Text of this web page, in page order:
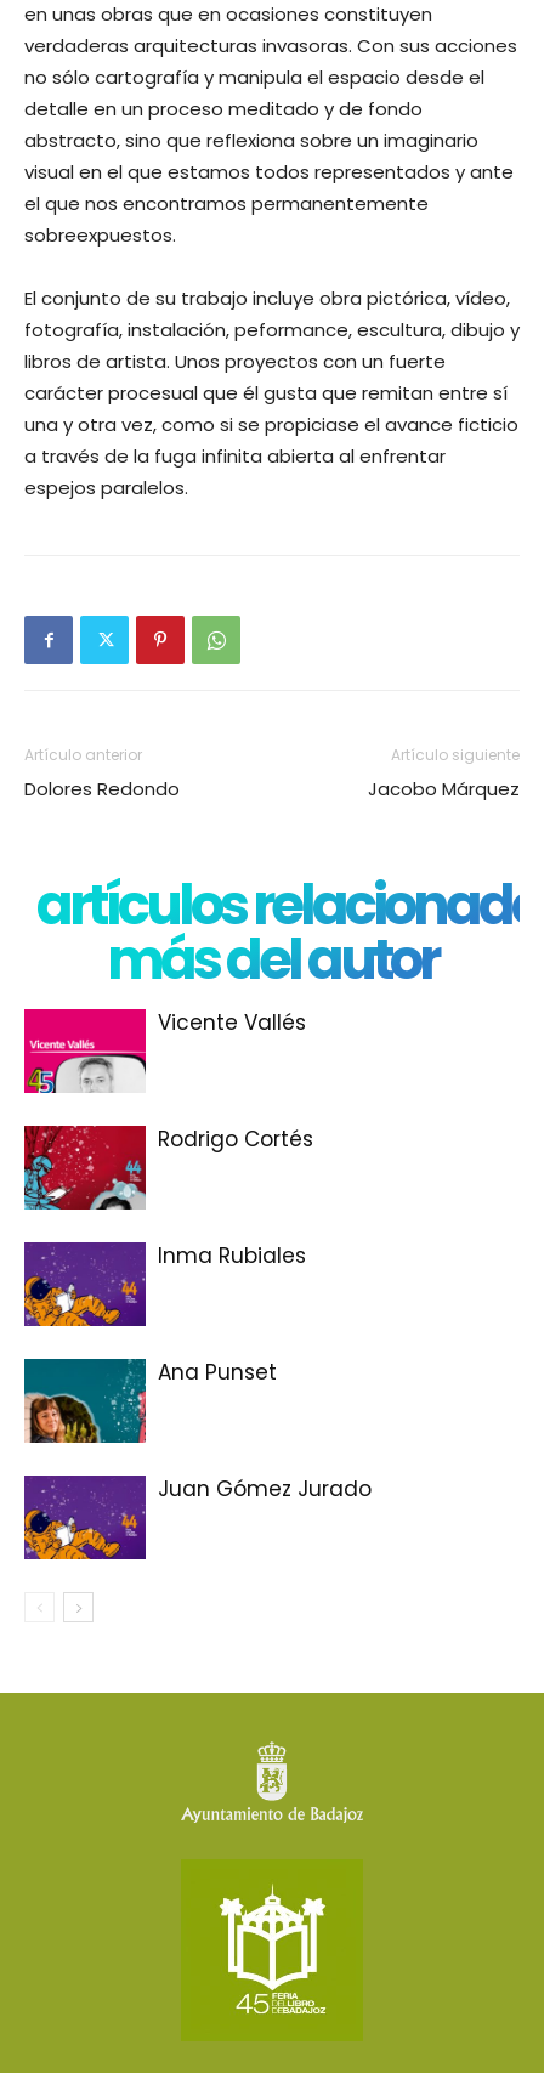
en unas obras que en ocasiones constituyen
verdaderas arquitecturas invasoras. Con sus acciones
no sólo cartografía y manipula el espacio desde el
detalle en un proceso meditado y de fondo
abstracto, sino que reflexiona sobre un imaginario
visual en el que estamos todos representados y ante
el que nos encontramos permanentemente
sobreexpuestos.
El conjunto de su trabajo incluye obra pictórica, vídeo,
fotografía, instalación, peformance, escultura, dibujo y
libros de artista. Unos proyectos con un fuerte
carácter procesual que él gusta que remitan entre sí
una y otra vez, como si se propiciase el avance ficticio
a través de la fuga infinita abierta al enfrentar
espejos paralelos.
Artículo anterior
Dolores Redondo
Artículo siguiente
Jacobo Márquez
artículos
más del autor
Vicente Vallés
Rodrigo Cortés
Inma Rubiales
Ana Punset
Juan Gómez Jurado